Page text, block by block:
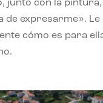
junto con la pintura,
de expresarme». Le
cómo es para